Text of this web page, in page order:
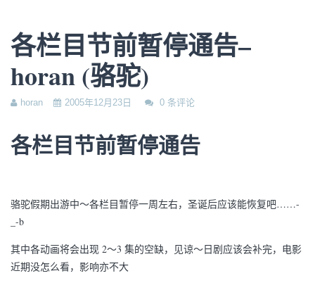
管理
各栏目节前暂停通告–
horan (骆驼)
horan 2005年12月23日 0 条评论
各栏目节前暂停通告
骆驼假期出游中～各栏目暂停一周左右，圣诞后应该能恢复吧……-
_-b
其中各动画将会出现 2～3 集的空缺，见谅～日剧应该会补完，电影
近期没怎么看，影响亦不大